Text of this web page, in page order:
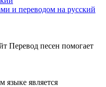
и переводом на русский
Перевод песен помогает
языке является